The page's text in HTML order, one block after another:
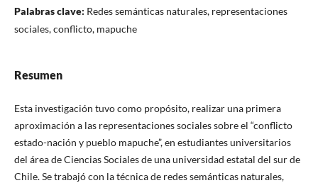
Palabras clave: Redes semánticas naturales, representaciones
sociales, conflicto, mapuche
Resumen
Esta investigación tuvo como propósito, realizar una primera
aproximación a las representaciones sociales sobre el “conflicto
estado-nación y pueblo mapuche”, en estudiantes universitarios
del área de Ciencias Sociales de una universidad estatal del sur de
Chile. Se trabajó con la técnica de redes semánticas naturales,